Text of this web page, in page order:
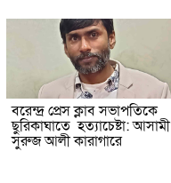
বরেন্দ্র প্রেস ক্লাব সভাপতিকে
ছুরিকাঘাতে হত্যাচেষ্টা: আসামী
সুরুজ আলী কারাগারে